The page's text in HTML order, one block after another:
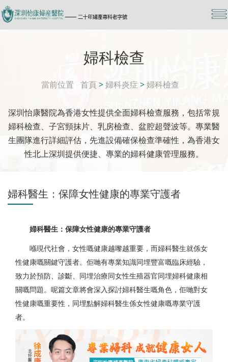
婦科檢查
當前位置 首頁 >婦科炎症 >婦科檢查
深圳怡康醫院為香港女性提供全面婦科檢查服務，包括常規
婦科檢查、子宮頸抹片、乳房檢查、盆腔超聲波等。專業醫
生團隊進行詳細評估，先進設備確保檢查準確性，為香港女
性北上深圳提供便捷、專業的婦科健康管理服務。
婦科醫生：保障女性健康的專業守護者
婦科醫生：保障女性健康的專業守護者
喺現代社會，女性嘅健康越嚟越重要，而婦科醫生就係女
性健康嘅關鍵守護者。佢哋有專業知識同埋豐富嘅臨床經驗，
致力於預防、診斷、同埋治療同女性生殖器官同埋婦科健康相
關嘅問題。呢篇文章將會深入探討婦科醫生嘅角色，佢哋對女
性健康嘅重要性，同埋點解婦科醫生係女性健康嘅專業守護
者。